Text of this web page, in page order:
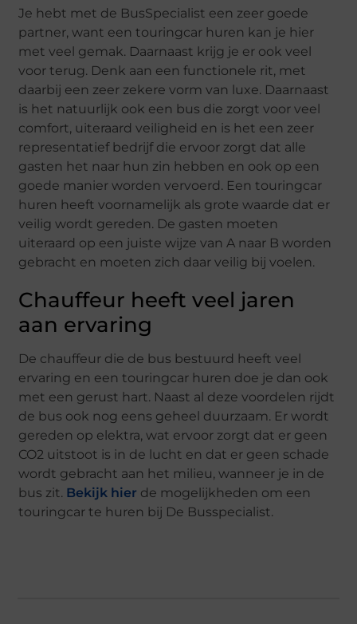
Je hebt met de BusSpecialist een zeer goede
partner, want een touringcar huren kan je hier
met veel gemak. Daarnaast krijg je er ook veel
voor terug. Denk aan een functionele rit, met
daarbij een zeer zekere vorm van luxe. Daarnaast
is het natuurlijk ook een bus die zorgt voor veel
comfort, uiteraard veiligheid en is het een zeer
representatief bedrijf die ervoor zorgt dat alle
gasten het naar hun zin hebben en ook op een
goede manier worden vervoerd. Een touringcar
huren heeft voornamelijk als grote waarde dat er
veilig wordt gereden. De gasten moeten
uiteraard op een juiste wijze van A naar B worden
gebracht en moeten zich daar veilig bij voelen.
Chauffeur heeft veel jaren
aan ervaring
De chauffeur die de bus bestuurd heeft veel
ervaring en een touringcar huren doe je dan ook
met een gerust hart. Naast al deze voordelen rijdt
de bus ook nog eens geheel duurzaam. Er wordt
gereden op elektra, wat ervoor zorgt dat er geen
CO2 uitstoot is in de lucht en dat er geen schade
wordt gebracht aan het milieu, wanneer je in de
bus zit. Bekijk hier de mogelijkheden om een
touringcar te huren bij De Busspecialist.